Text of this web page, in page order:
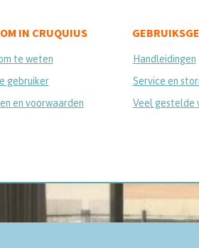
IN CRUQUIUS
te weten
gebruiker
en voorwaarden
Handleidingen
Service en
Veel gestelde